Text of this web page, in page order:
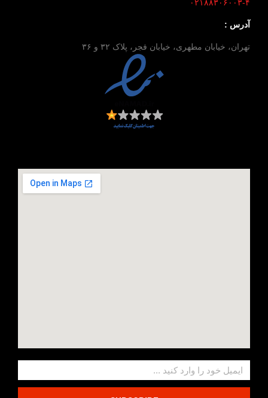
۰۲۱۸۸۳۰۶۰۰۳-۴
آدرس :
تهران، خیابان مطهری، خیابان فجر، پلاک ۳۲ و ۳۶